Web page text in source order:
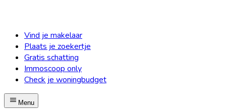
Vind je makelaar
Plaats je zoekertje
Gratis schatting
Immoscoop only
Check je woningbudget
Menu